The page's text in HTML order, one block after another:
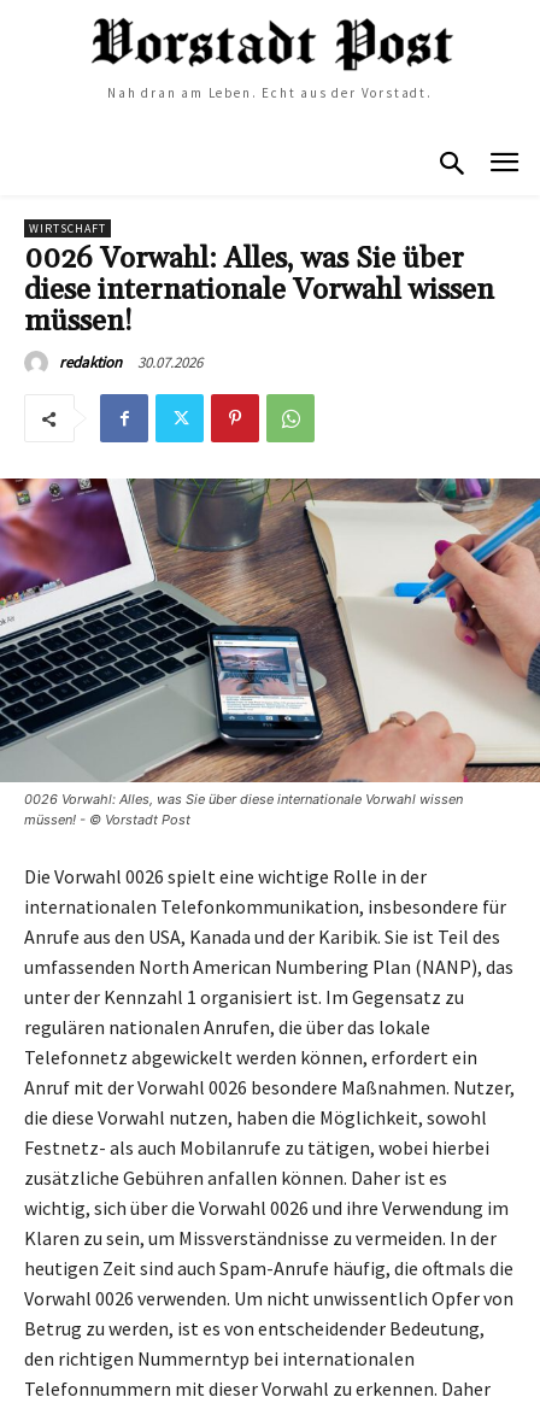
Nah dran am Leben. Echt aus der Vorstadt.
WIRTSCHAFT
0026 Vorwahl: Alles, was Sie über
diese internationale Vorwahl wissen
müssen!
redaktion 30.07.2026
0026 Vorwahl: Alles, was Sie über diese internationale Vorwahl wissen
müssen! - © Vorstadt Post
Die Vorwahl 0026 spielt eine wichtige Rolle in der
internationalen Telefonkommunikation, insbesondere für
Anrufe aus den USA, Kanada und der Karibik. Sie ist Teil des
umfassenden North American Numbering Plan (NANP), das
unter der Kennzahl 1 organisiert ist. Im Gegensatz zu
regulären nationalen Anrufen, die über das lokale
Telefonnetz abgewickelt werden können, erfordert ein
Anruf mit der Vorwahl 0026 besondere Maßnahmen. Nutzer,
die diese Vorwahl nutzen, haben die Möglichkeit, sowohl
Festnetz- als auch Mobilanrufe zu tätigen, wobei hierbei
zusätzliche Gebühren anfallen können. Daher ist es
wichtig, sich über die Vorwahl 0026 und ihre Verwendung im
Klaren zu sein, um Missverständnisse zu vermeiden. In der
heutigen Zeit sind auch Spam-Anrufe häufig, die oftmals die
Vorwahl 0026 verwenden. Um nicht unwissentlich Opfer von
Betrug zu werden, ist es von entscheidender Bedeutung,
den richtigen Nummerntyp bei internationalen
Telefonnummern mit dieser Vorwahl zu erkennen. Daher